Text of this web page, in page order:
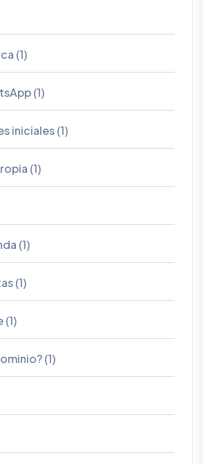
(1)
(1)
iniciales (1)
(1)
(1)
(1)
(1)
(1)